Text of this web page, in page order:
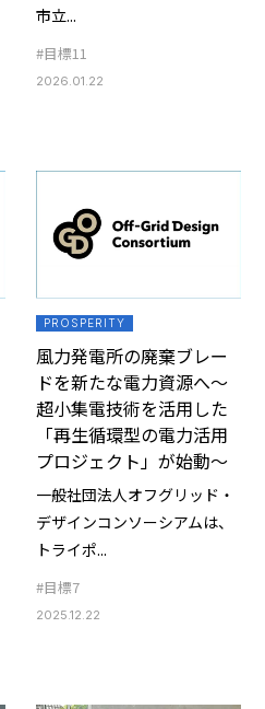
市立...
#目標11
2026.01.22
PROSPERITY
風力発電所の廃棄ブレー
ドを新たな電力資源へ～
超小集電技術を活用した
「再生循環型の電力活用
プロジェクト」が始動～
一般社団法人オフグリッド・
デザインコンソーシアムは、
トライポ...
#目標7
2025.12.22